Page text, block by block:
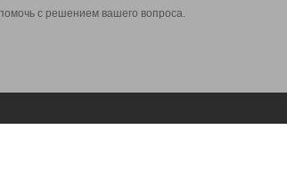
с решением вашего вопроса.